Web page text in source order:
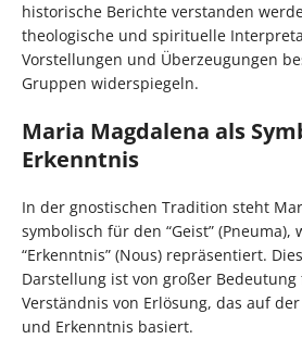
historische Berichte verstanden
theologische und spirituelle
Vorstellungen und Überzeugungen
Gruppen widerspiegeln.
Maria Magdalena als
Erkenntnis
In der gnostischen Tradition steht
symbolisch für den “Geist” (Pneuma),
“Erkenntnis” (Nous) repräsentiert.
Darstellung ist von großer
Verständnis von Erlösung, das auf
und Erkenntnis basiert.